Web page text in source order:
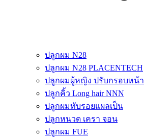
ปลูกผม N28
ปลูกผม N28 PLACENTECH
ปลูกผมผู้หญิง ปรับกรอบหน้า
ปลูกคิ้ว Long hair NNN
ปลูกผมทับรอยแผลเป็น
ปลูกหนวด เครา จอน
ปลูกผม FUE